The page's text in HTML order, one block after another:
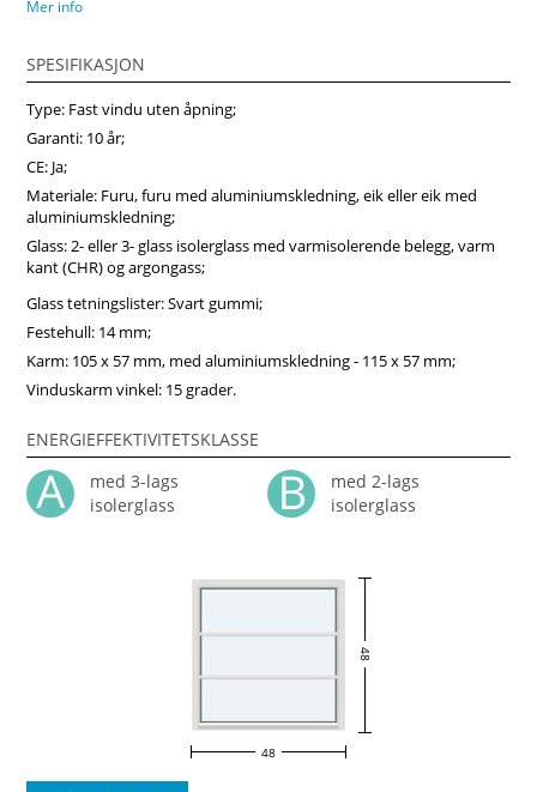
slik at vinduene kan matche din bolig perfekt. Våre
produkter er miljøvennlige, slitesterke og laget for å vare.
Bestill fastkarm vinduer med 2 vannrette sprosser fra
Vindupro.no – norskproduserte kvalitetsvinduer til
konkurransedyktige priser og rask levering. Vindupro – din
pålitelige vindusleverandør i Norge!
Mer info
SPESIFIKASJON
Type: Fast vindu uten åpning;
Garanti: 10 år;
CE: Ja;
Materiale: Furu, furu med aluminiumskledning, eik eller eik med
aluminiumskledning;
Glass: 2- eller 3- glass isolerglass med varmisolerende belegg, varm
kant (CHR) og argongass;
Glass tetningslister: Svart gummi;
Festehull: 14 mm;
Karm: 105 x 57 mm, med aluminiumskledning - 115 x 57 mm;
Vinduskarm vinkel: 15 grader.
ENERGIEFFEKTIVITETSKLASSE
med 3-lags
isolerglass
med 2-lags
isolerglass
48
48